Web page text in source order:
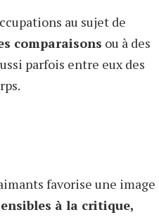
au sujet de
comparaisons ou à des
parfois entre eux des
favorise une image
à la critique,